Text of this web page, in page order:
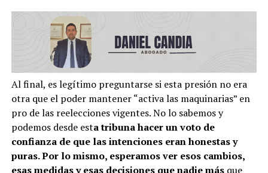
Al final, es legítimo preguntarse si esta presión no era
otra que el poder mantener “activa las maquinarias” en
pro de las reelecciones vigentes. No lo sabemos y
podemos desde esta tribuna hacer un voto de
confianza de que las intenciones eran honestas y
puras. Por lo mismo, esperamos ver esos cambios,
esas medidas y esas decisiones que nadie másque